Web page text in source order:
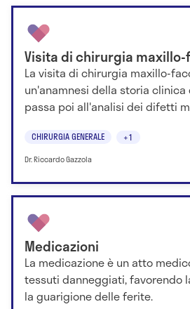
Visita di chirurgia
La visita di chirurgia maxillo-
un'anamnesi della storia clinica
passa poi all'analisi dei difetti
CHIRURGIA GENERALE +1
Dr. Riccardo Gazzola
Medicazioni
La medicazione è un atto
tessuti danneggiati, favorendo
la guarigione delle ferite.